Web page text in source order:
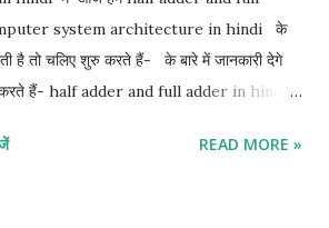
system architecture in hindi के
है तो चलिए शुरु करते हैं- के बारे में जानकारी देगे
करते हैं- half adder and full adder in hindi:-
basic digital arithmetic circuit 2
READ MORE »